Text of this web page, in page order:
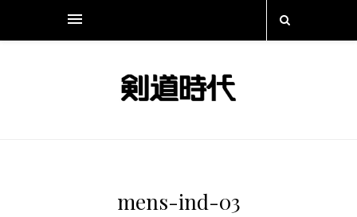
mens-ind-03